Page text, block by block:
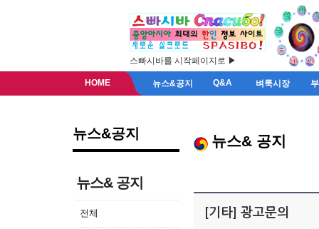
스빠시바를 시작페이지로 ▶
HOME 뉴스&공지 Q&A 벼룩시장
뉴스&공지
뉴스& 공지
전체
뉴스& 공지
[기타] 광고문의